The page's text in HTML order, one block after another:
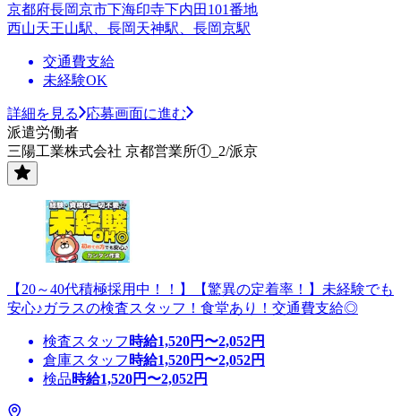
京都府長岡京市下海印寺下内田101番地
西山天王山駅、長岡天神駅、長岡京駅
交通費支給
未経験OK
詳細を見る
応募画面に進む
派遣労働者
三陽工業株式会社 京都営業所①_2/派京
【20～40代積極採用中！！】【驚異の定着率！】未経験でも
安心♪ガラスの検査スタッフ！食堂あり！交通費支給◎
検査スタッフ 時給1,520円〜2,052円
倉庫スタッフ 時給1,520円〜2,052円
検品時給1,520円〜2,052円